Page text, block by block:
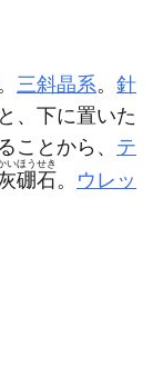
三斜晶系。 針
、下に置いた
ことから、 テ
硼石
いほうせき
。 ウレッ